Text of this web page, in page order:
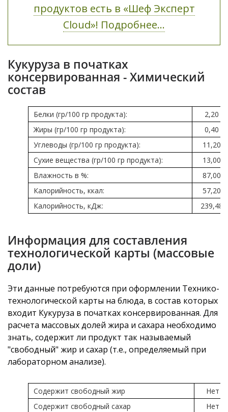
продуктов есть в «Шеф Эксперт
Cloud»! Подробнее...
Кукуруза в початках
консервированная - Химический
состав
Белки (гр/100 гр продукта):
2,20
Жиры (гр/100 гр продукта):
0,40
Углеводы (гр/100 гр продукта):
11,20
Сухие вещества (гр/100 гр продукта):
13,00
Влажность в %:
87,00
Калорийность, ккал:
57,20
Калорийность, кДж:
239,48
Информация для составления
технологической карты (массовые
доли)
Эти данные потребуются при оформлении Технико-
технологической карты на блюда, в состав которых
входит Кукуруза в початках консервированная. Для
расчета массовых долей жира и сахара необходимо
знать, содержит ли продукт так называемый
"свободный" жир и сахар (т.е., определяемый при
лабораторном анализе).
Содержит свободный жир
Нет
Содержит свободный сахар
Нет